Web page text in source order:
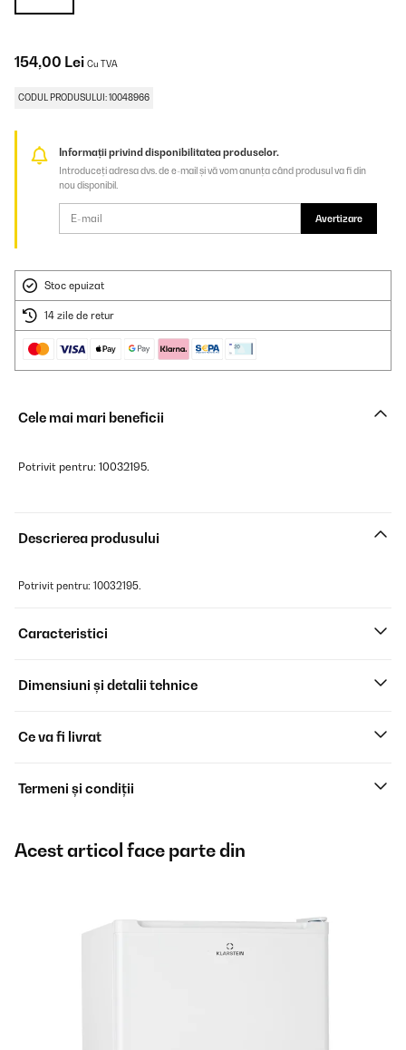
154,00 Lei Cu TVA
CODUL PRODUSULUI: 10048966
Informații privind disponibilitatea produselor.
Introduceți adresa dvs. de e-mail și vă vom anunța când produsul va fi din
nou disponibil.
Avertizare
Stoc epuizat
14 zile de retur
Cele mai mari beneficii
Potrivit pentru: 10032195.
Descrierea produsului
Potrivit pentru: 10032195.
Caracteristici
Dimensiuni și detalii tehnice
Ce va fi livrat
Termeni și condiții
Acest articol face parte din